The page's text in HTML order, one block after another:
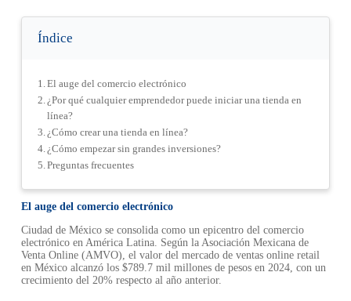
Índice
El auge del comercio electrónico
¿Por qué cualquier emprendedor puede iniciar una tienda en
línea?
¿Cómo crear una tienda en línea?
¿Cómo empezar sin grandes inversiones?
Preguntas frecuentes
El auge del comercio electrónico
Ciudad de México se consolida como un epicentro del comercio
electrónico en América Latina. Según la Asociación Mexicana de
Venta Online (AMVO), el valor del mercado de ventas online retail
en México alcanzó los $789.7 mil millones de pesos en 2024, con un
crecimiento del 20% respecto al año anterior.